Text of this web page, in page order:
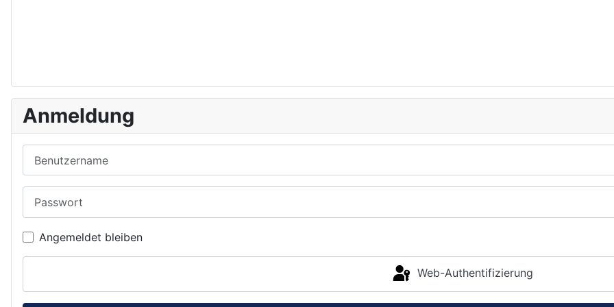
Anmeldung
Angemeldet bleiben
Web-Authentifizierung